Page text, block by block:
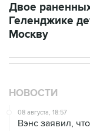
Двое
Геленджике
Москву
НОВОСТИ
08 августа, 18:57
Вэнс заявил,